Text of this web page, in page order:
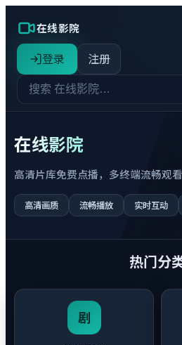
在线影院
登录 注册
在线影院
高清片库免费点播，多终端流畅观
高清画质 流畅播放 实时互动
热门分
剧